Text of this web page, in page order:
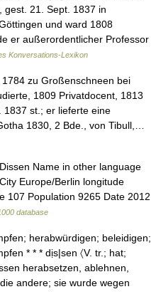
gest. 21. Sept. 1837 in
und ward 1808
er außerordentlicher Professor
Konversations-Lexikon
zu Großenschneen bei
1809 Privatdocent, 1813
1837 st.; er lieferte eine
1830, 2 Bde., von Tibull,…
Name in other language
Europe/Berlin longitude
107 Population 9265 Date 2012
database
herabwürdigen; beleidigen;
* * * dịs|sen 〈V. tr.; hat;
herabsetzen, ablehnen,
andere; sie wurde wegen